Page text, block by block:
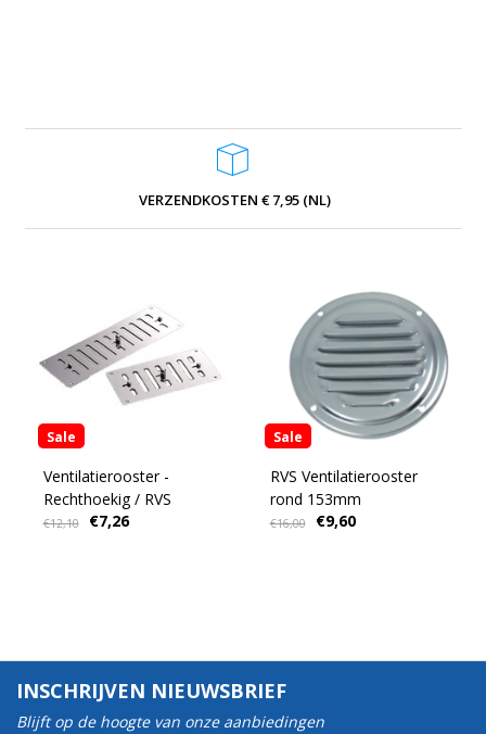
VERZENDKOSTEN € 7,95 (NL)
Sale
Ventilatierooster -
Rechthoekig / RVS
€12,10 €7,26
Sale
RVS Ventilatierooster
rond 153mm
€16,00 €9,60
INSCHRIJVEN NIEUWSBRIEF
Blijft op de hoogte van onze aanbiedingen